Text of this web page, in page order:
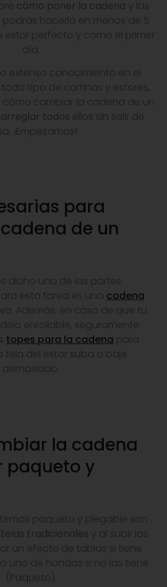
cómo poner la cadena y las
podrás hacerlo en menos de 5
estor perfecto y como el primer
día.
extenso conocimiento en el
tipo de cortinas y estores,
cambiar la cadena de un
todos ellos sin salir de
¡Empezamos!
para
de un
dicho una de las partes
esta tarea es una cadena
Además, en caso de que tu
enrollable, seguramente
topes para la cadena para
tela del estor suba o baje
demasiado.
la cadena
paqueto y
paqueto y plegable son
tradicionales y al subir las
un efecto de tablas si tiene
uno de hondas si no las tiene
(Paqueto).